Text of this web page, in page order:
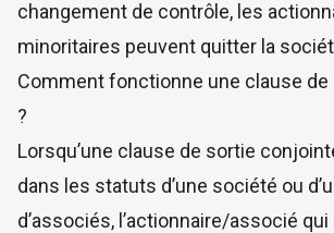
changement de contrôle, les
minoritaires peuvent quitter la
Comment fonctionne une clause
?
Lorsqu’une clause de sortie
dans les statuts d’une société ou
d’associés, l’actionnaire/associé